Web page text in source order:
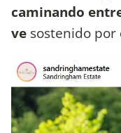
caminando
ve sostenido